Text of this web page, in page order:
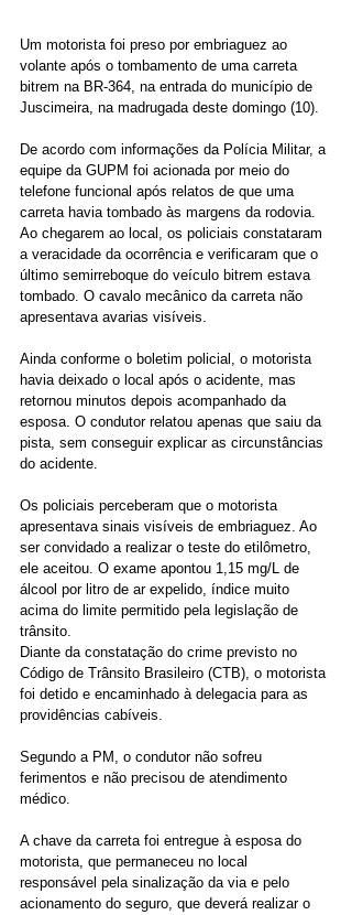
Um motorista foi preso por embriaguez ao
volante após o tombamento de uma carreta
bitrem na BR-364, na entrada do município de
Juscimeira, na madrugada deste domingo (10).
De acordo com informações da Polícia Militar, a
equipe da GUPM foi acionada por meio do
telefone funcional após relatos de que uma
carreta havia tombado às margens da rodovia.
Ao chegarem ao local, os policiais constataram
a veracidade da ocorrência e verificaram que o
último semirreboque do veículo bitrem estava
tombado. O cavalo mecânico da carreta não
apresentava avarias visíveis.
Ainda conforme o boletim policial, o motorista
havia deixado o local após o acidente, mas
retornou minutos depois acompanhado da
esposa. O condutor relatou apenas que saiu da
pista, sem conseguir explicar as circunstâncias
do acidente.
Os policiais perceberam que o motorista
apresentava sinais visíveis de embriaguez. Ao
ser convidado a realizar o teste do etilômetro,
ele aceitou. O exame apontou 1,15 mg/L de
álcool por litro de ar expelido, índice muito
acima do limite permitido pela legislação de
trânsito.
Diante da constatação do crime previsto no
Código de Trânsito Brasileiro (CTB), o motorista
foi detido e encaminhado à delegacia para as
providências cabíveis.
Segundo a PM, o condutor não sofreu
ferimentos e não precisou de atendimento
médico.
A chave da carreta foi entregue à esposa do
motorista, que permaneceu no local
responsável pela sinalização da via e pelo
acionamento do seguro, que deverá realizar o